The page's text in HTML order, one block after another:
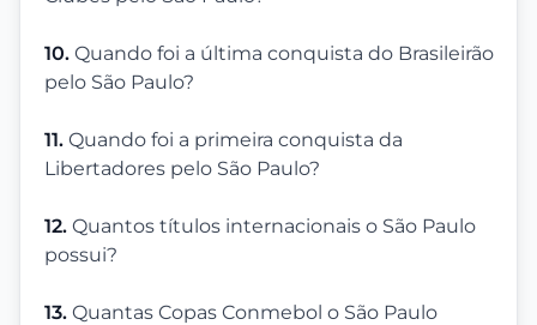
10. Quando foi a última conquista do Brasileirão
pelo São Paulo?
11. Quando foi a primeira conquista da
Libertadores pelo São Paulo?
12. Quantos títulos internacionais o São Paulo
possui?
13. Quantas Copas Conmebol o São Paulo